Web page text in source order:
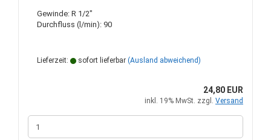
Gewinde: R 1/2"
Durchfluss (l/min): 90
Lieferzeit: sofort lieferbar (Ausland abweichend)
24,80 EUR
inkl. 19% MwSt. zzgl. Versand